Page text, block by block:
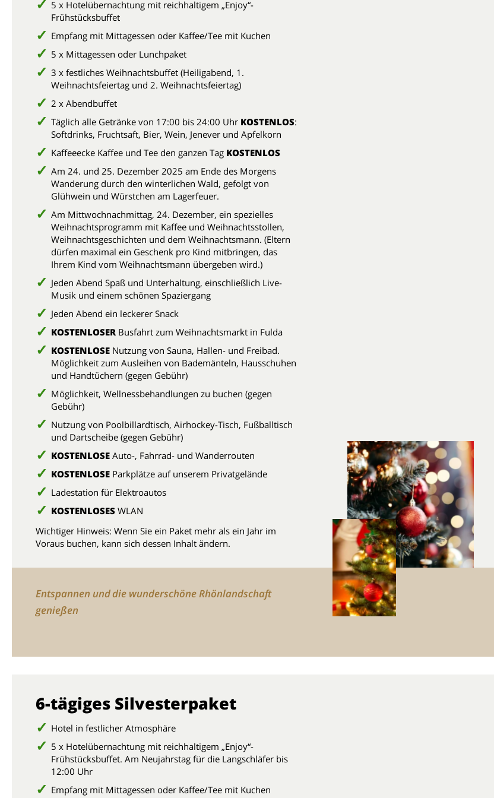
5 x Hotelübernachtung mit reichhaltigem „Enjoy“-
Frühstücksbuffet
Empfang mit Mittagessen oder Kaffee/Tee mit Kuchen
5 x Mittagessen oder Lunchpaket
3 x festliches Weihnachtsbuffet (Heiligabend, 1.
Weihnachtsfeiertag und 2. Weihnachtsfeiertag)
2 x Abendbuffet
Täglich alle Getränke von 17:00 bis 24:00 Uhr KOSTENLOS:
Softdrinks, Fruchtsaft, Bier, Wein, Jenever und Apfelkorn
Kaffeeecke Kaffee und Tee den ganzen Tag KOSTENLOS
Am 24. und 25. Dezember 2025 am Ende des Morgens
Wanderung durch den winterlichen Wald, gefolgt von
Glühwein und Würstchen am Lagerfeuer.
Am Mittwochnachmittag, 24. Dezember, ein spezielles
Weihnachtsprogramm mit Kaffee und Weihnachtsstollen,
Weihnachtsgeschichten und dem Weihnachtsmann. (Eltern
dürfen maximal ein Geschenk pro Kind mitbringen, das
Ihrem Kind vom Weihnachtsmann übergeben wird.)
Jeden Abend Spaß und Unterhaltung, einschließlich Live-
Musik und einem schönen Spaziergang
Jeden Abend ein leckerer Snack
KOSTENLOSER Busfahrt zum Weihnachtsmarkt in Fulda
KOSTENLOSE Nutzung von Sauna, Hallen- und Freibad.
Möglichkeit zum Ausleihen von Bademänteln, Hausschuhen
und Handtüchern (gegen Gebühr)
Möglichkeit, Wellnessbehandlungen zu buchen (gegen
Gebühr)
Nutzung von Poolbillardtisch, Airhockey-Tisch, Fußballtisch
und Dartscheibe (gegen Gebühr)
KOSTENLOSE Auto-, Fahrrad- und Wanderrouten
KOSTENLOSE Parkplätze auf unserem Privatgelände
Ladestation für Elektroautos
KOSTENLOSES WLAN
Wichtiger Hinweis: Wenn Sie ein Paket mehr als ein Jahr im
Voraus buchen, kann sich dessen Inhalt ändern.
Entspannen und die wunderschöne Rhönlandschaft
genießen
6-tägiges Silvesterpaket
Hotel in festlicher Atmosphäre
5 x Hotelübernachtung mit reichhaltigem „Enjoy“-
Frühstücksbuffet. Am Neujahrstag für die Langschläfer bis
12:00 Uhr
Empfang mit Mittagessen oder Kaffee/Tee mit Kuchen